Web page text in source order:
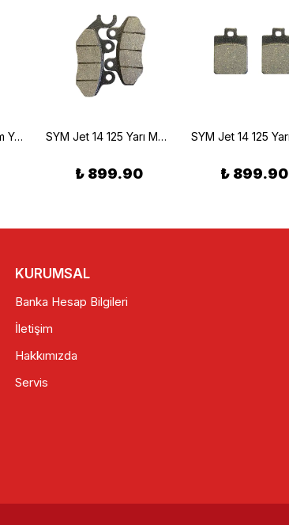
CG Ayarlı Alüminyum Yan Sehpa Seti Siyah SYM Jet 14 125 Yarı Metalik Ön Fren Balatası Braking 796SM1
₺ 899.90 ₺ 899.90
KURUMSAL
Banka Hesap Bilgileri
İletişim
Hakkımızda
Servis